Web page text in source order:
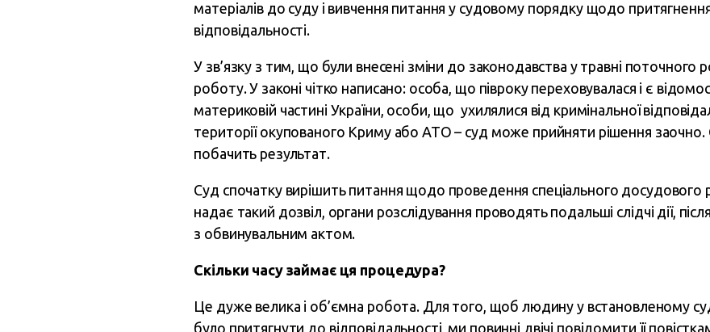
матеріалів до суду і вивчення питання у судовому порядку щодо
відповідальності.
У зв’язку з тим, що були внесені зміни до законодавства у травні
роботу. У законі чітко написано: особа, що півроку переховувалася і є
материковій частині України, особи, що ухилялися від кримінальної
території окупованого Криму або АТО – суд може прийняти рішення заочно.
побачить результат.
Суд спочатку вирішить питання щодо проведення спеціального досудового
надає такий дозвіл, органи розслідування проводять подальші слідчі дії,
з обвинувальним актом.
Скільки часу займає ця процедура?
Це дуже велика і об’ємна робота. Для того, щоб людину у встановленому
було притягнути до відповідальності, ми повинні двічі повідомити її